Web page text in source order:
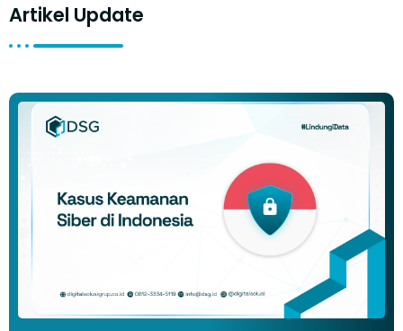
Artikel Update